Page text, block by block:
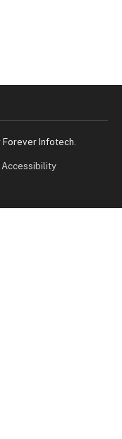
Forever Infotech.
Accessibility